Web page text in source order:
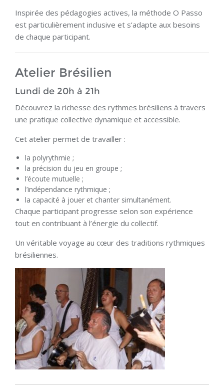
Inspirée des pédagogies actives, la méthode O Passo
est particulièrement inclusive et s’adapte aux besoins
de chaque participant.
Atelier Brésilien
Lundi de 20h à 21h
Découvrez la richesse des rythmes brésiliens à travers
une pratique collective dynamique et accessible.
Cet atelier permet de travailler :
la polyrythmie ;
la précision du jeu en groupe ;
l’écoute mutuelle ;
l’indépendance rythmique ;
la capacité à jouer et chanter simultanément.
Chaque participant progresse selon son expérience
tout en contribuant à l’énergie du collectif.
Un véritable voyage au cœur des traditions rythmiques
brésiliennes.